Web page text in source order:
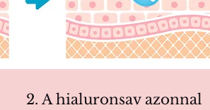
2. A hialuronsav azonnal